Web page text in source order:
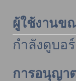
ผู้ใช้งานข
กำลังดูบอ
การอนุญา